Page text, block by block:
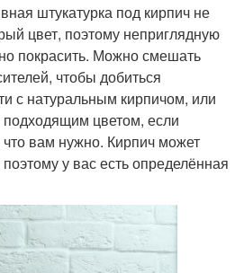
штукатурка под кирпич не
цвет, поэтому неприглядную
покрасить. Можно смешать
чтобы добиться
с натуральным кирпичом, или
подходящим цветом, если
вам нужно. Кирпич может
у вас есть определённая